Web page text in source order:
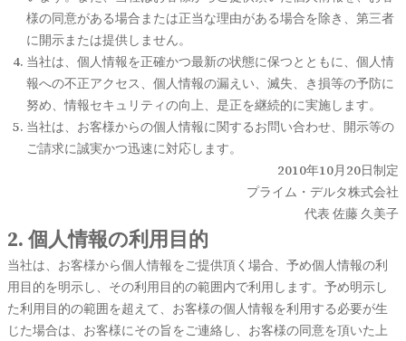
様の同意がある場合または正当な理由がある場合を除き、第三者
に開示または提供しません。
当社は、個人情報を正確かつ最新の状態に保つとともに、個人情
報への不正アクセス、個人情報の漏えい、滅失、き損等の予防に
努め、情報セキュリティの向上、是正を継続的に実施します。
当社は、お客様からの個人情報に関するお問い合わせ、開示等の
ご請求に誠実かつ迅速に対応します。
2010年10月20日制定
プライム・デルタ株式会社
代表 佐藤 久美子
2. 個人情報の利用目的
当社は、お客様から個人情報をご提供頂く場合、予め個人情報の利
用目的を明示し、その利用目的の範囲内で利用します。予め明示し
た利用目的の範囲を超えて、お客様の個人情報を利用する必要が生
じた場合は、お客様にその旨をご連絡し、お客様の同意を頂いた上